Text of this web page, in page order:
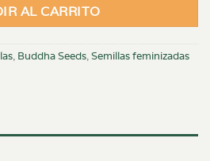
AL CARRITO
, Buddha Seeds,Semillas feminizadas